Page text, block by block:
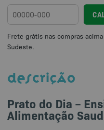
DESCRIÇÃO
Prato do Dia –
Alimentação